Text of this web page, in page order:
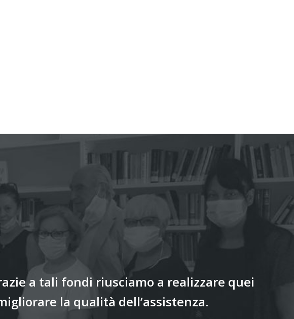
a tali fondi riusciamo a realizzare quei
la qualità dell’assistenza.